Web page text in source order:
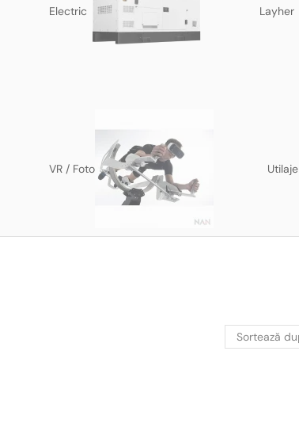
Electric Layher
VR / Foto Utilaje